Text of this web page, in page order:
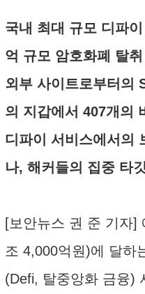
국내 최대 규모 디파
억 규모 암호화폐 탈취
외부 사이트로부터의
의 지갑에서 407개의
디파이 서비스에서의
나, 해커들의 집중 타
[보안뉴스 권 준 기자]
조 4,000억원)에 달하
(Defi, 탈중앙화 금융)